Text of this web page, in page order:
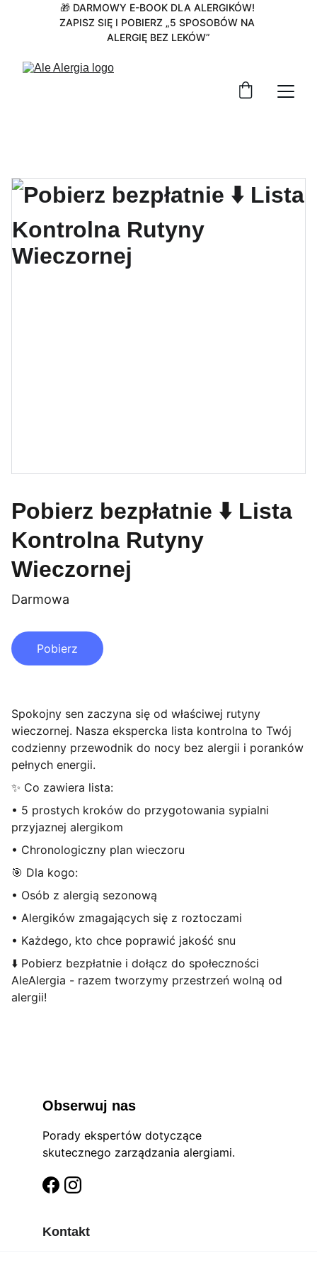
🎁 DARMOWY E-BOOK DLA ALERGIKÓW!
ZAPISZ SIĘ I POBIERZ „5 SPOSOBÓW NA
ALERGIĘ BEZ LEKÓW”
Pobierz bezpłatnie ⬇️ Lista
Kontrolna Rutyny
Wieczornej
Darmowa
Pobierz
Spokojny sen zaczyna się od właściwej rutyny
wieczornej. Nasza ekspercka lista kontrolna to Twój
codzienny przewodnik do nocy bez alergii i poranków
pełnych energii.
✨ Co zawiera lista:
• 5 prostych kroków do przygotowania sypialni
przyjaznej alergikom
• Chronologiczny plan wieczoru
🎯 Dla kogo:
• Osób z alergią sezonową
• Alergików zmagających się z roztoczami
• Każdego, kto chce poprawić jakość snu
⬇️ Pobierz bezpłatnie i dołącz do społeczności
AleAlergia - razem tworzymy przestrzeń wolną od
alergii!
Obserwuj nas
Porady ekspertów dotyczące
skutecznego zarządzania alergiami.
Kontakt